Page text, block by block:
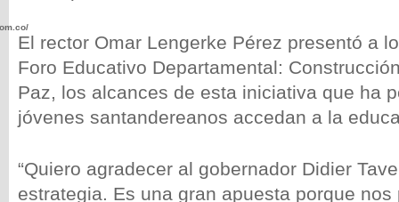
El rector Omar Lengerke Pérez presentó a
Foro Educativo Departamental:
Paz, los alcances de esta iniciativa que ha
jóvenes santandereanos accedan a la
“Quiero agradecer al gobernador Didier
estrategia. Es una gran apuesta porque
wp-